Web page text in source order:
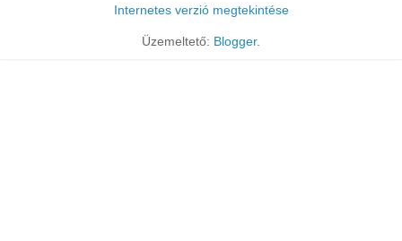
Internetes verzió megtekintése
Üzemeltető: Blogger.